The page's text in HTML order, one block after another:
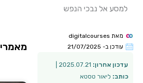
למסע אל נבכי הנפש
מאת
עודכן ב- 21/07/2025
עדכון אחרון:
כותב: ליאור טסטא